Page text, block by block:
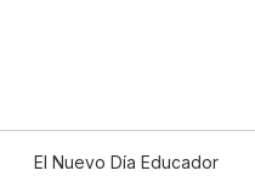
El Nuevo Día Educador